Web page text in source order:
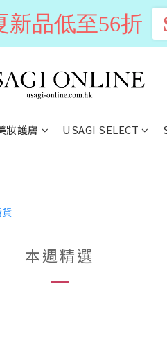
妝護膚 USAGI SELECT
本週精選
新品低至56折